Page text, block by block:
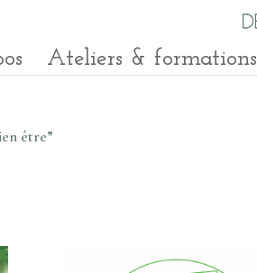
Ateliers & formations
être”